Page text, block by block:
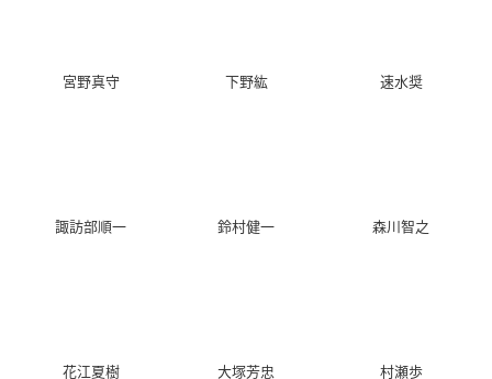
宮野真守 下野紘 速水奨
諏訪部順一 鈴村健一 森川智之
花江夏樹 大塚芳忠 村瀬歩